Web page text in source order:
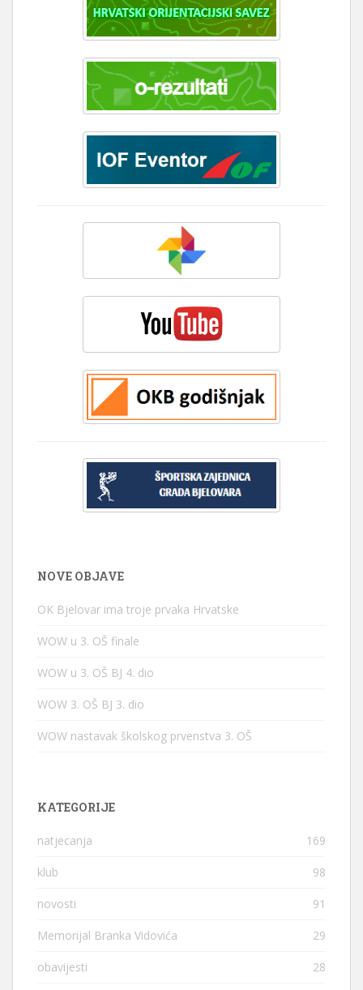
NOVE OBJAVE
OK Bjelovar ima troje prvaka Hrvatske
WOW u 3. OŠ finale
WOW u 3. OŠ BJ 4. dio
WOW 3. OŠ BJ 3. dio
WOW nastavak školskog prvenstva 3. OŠ
KATEGORIJE
natjecanja 169
klub 98
novosti 91
Memorijal Branka Vidovića 29
obavijesti 28